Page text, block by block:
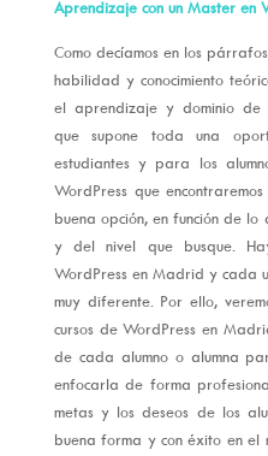
Aprendizaje con un Master en
Como decíamos en los
habilidad y conocimiento
el aprendizaje y dominio de
que supone toda una
estudiantes y para los
WordPress que
buena opción, en función de
y del nivel que busque.
WordPress en Madrid y cada
muy diferente. Por ello,
cursos de WordPress en
de cada alumno o alumna
enfocarla de forma
metas y los deseos de los
buena forma y con éxito en